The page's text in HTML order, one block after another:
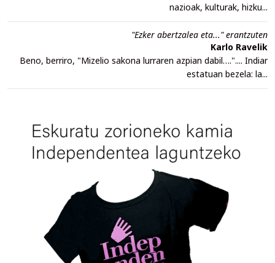
nazioak, kulturak, hizku...
"Ezker abertzalea eta..." erantzuten
Karlo Ravelik
Beno, berriro, "Mizelio sakona lurraren azpian dabil….".... Indiar
estatuan bezela: la...